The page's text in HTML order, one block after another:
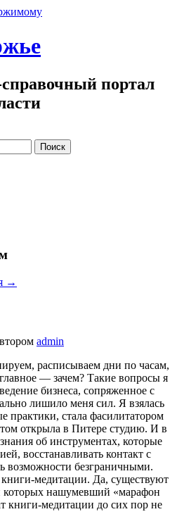
портал
→
admin
расписываем дни по часам,
— за­чем? Такие вопросы я
бизнеса, сопряженное с
лишило меня сил. Я взялась
практики, стала фасилитатором
открыла в Питере студию. И в
об инструментах, которые
восстанавливать контакт с
воз­можности безграничными.
медитации. Да, существуют
которых нашумевший «марафон
книги-медитации до сих пор не